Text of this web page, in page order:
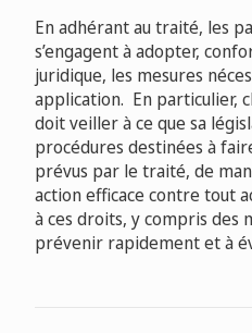
En adhérant au traité, les
s’engagent à adopter,
juridique, les mesures
application. En particulier,
doit veiller à ce que sa
procédures destinées à
prévus par le traité, de
action efficace contre tout
à ces droits, y compris des
prévenir rapidement et à